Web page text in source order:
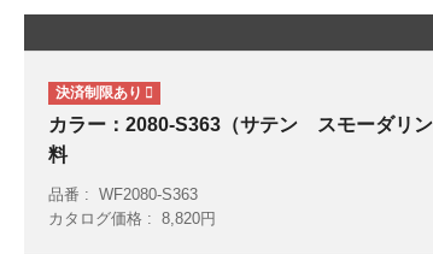
カラー：2080-S363（サテン スモーダ
料
品番
WF2080-S363
カタログ価格
8,820円